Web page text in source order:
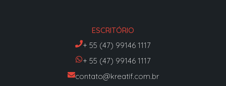
ESCRITÓRIO
+ 55 (47) 99146 1117
+ 55 (47) 99146 1117
contato@kreatif.com.br